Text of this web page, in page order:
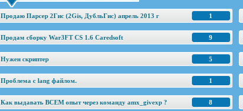
1
Продаю Парсер 2Гис (2Gis, ДубльГис) апрель 2013 г
9
Продам сборку War3FT CS 1.6 Caredsoft
5
Нужен скриптер
1
Проблема с lang файлом.
8
Как выдавать ВСЕМ опыт через команду amx_givexp ?